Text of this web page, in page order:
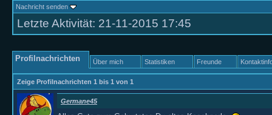
Nachricht senden
Letzte Aktivität: 21-11-2015 17:45
Profilnachrichten Über mich Statistiken Freunde
Zeige Profilnachrichten 1 bis 1 von 1
Germane45